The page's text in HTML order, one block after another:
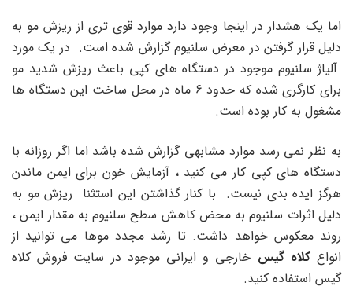
اما یک هشدار در اینجا وجود دارد موارد قوی تری از ریزش مو به
دلیل قرار گرفتن در معرض سلنیوم گزارش شده است. در یک مورد
آلیاژ سلنیوم موجود در دستگاه های کپی باعث ریزش شدید مو
برای کارگری شده که حدود ۶ ماه در محل ساخت این دستگاه ها
مشغول به کار بوده است.
به نظر نمی رسد موارد مشابهی گزارش شده باشد اما اگر روزانه با
دستگاه های کپی کار می کنید ، آزمایش خون برای ایمن ماندن
هرگز ایده بدی نیست. با کنار گذاشتن این استثنا ریزش مو به
دلیل اثرات سلنیوم به محض کاهش سطح سلنیوم به مقدار ایمن ،
روند معکوس خواهد داشت. تا رشد مجدد موها می توانید از
انواعکلاه گیس خارجی و ایرانی موجود در سایت فروش کلاه
گیس استفاده کنید.